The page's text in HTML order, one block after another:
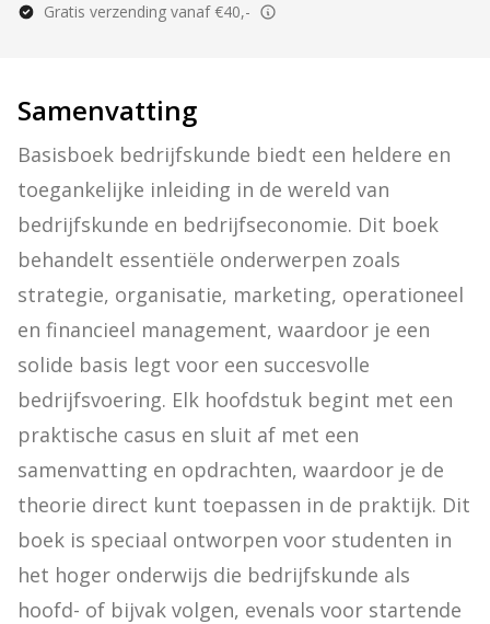
Gratis verzending vanaf €40,-
Samenvatting
Basisboek bedrijfskunde biedt een heldere en
toegankelijke inleiding in de wereld van
bedrijfskunde en bedrijfseconomie. Dit boek
behandelt essentiële onderwerpen zoals
strategie, organisatie, marketing, operationeel
en financieel management, waardoor je een
solide basis legt voor een succesvolle
bedrijfsvoering. Elk hoofdstuk begint met een
praktische casus en sluit af met een
samenvatting en opdrachten, waardoor je de
theorie direct kunt toepassen in de praktijk. Dit
boek is speciaal ontworpen voor studenten in
het hoger onderwijs die bedrijfskunde als
hoofd- of bijvak volgen, evenals voor startende